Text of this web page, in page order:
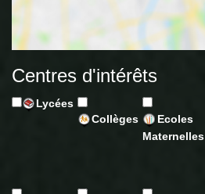
Centres d'intérêts
Lycées
Collèges
Ecoles
Maternelles